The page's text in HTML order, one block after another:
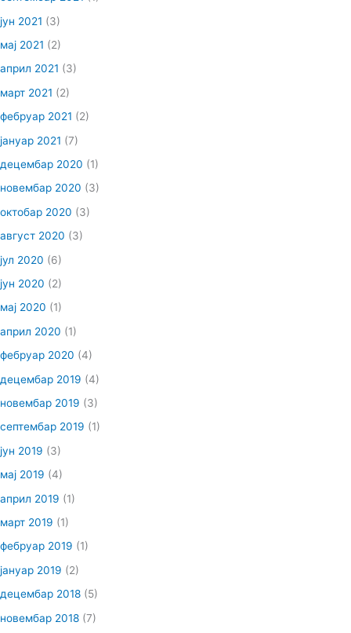
јун 2021 (3)
мај 2021 (2)
април 2021 (3)
март 2021 (2)
фебруар 2021 (2)
јануар 2021 (7)
децембар 2020 (1)
новембар 2020 (3)
октобар 2020 (3)
август 2020 (3)
јул 2020 (6)
јун 2020 (2)
мај 2020 (1)
април 2020 (1)
фебруар 2020 (4)
децембар 2019 (4)
новембар 2019 (3)
септембар 2019 (1)
јун 2019 (3)
мај 2019 (4)
април 2019 (1)
март 2019 (1)
фебруар 2019 (1)
јануар 2019 (2)
децембар 2018 (5)
новембар 2018 (7)